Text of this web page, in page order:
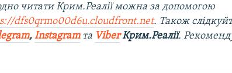
читати Крим.Реалії можна за допомогою
dfs0qrmo00d6u.cloudfront.net. Також
,Instagramта ViberКрим.Реалії.